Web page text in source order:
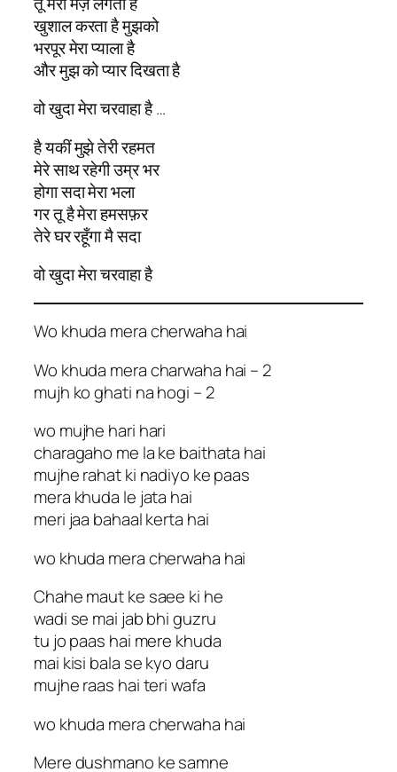
खुशाल करता है मुझको
भरपूर मेरा प्याला है
और मुझ को प्यार दिखता है
वो खुदा मेरा चरवाहा है …
है यकीं मुझे तेरी रहमत
मेरे साथ रहेगी उम्र भर
होगा सदा मेरा भला
गर तू है मेरा हमसफ़र
तेरे घर रहूँगा मै सदा
वो खुदा मेरा चरवाहा है
Wo khuda mera cherwaha hai
Wo khuda mera charwaha hai – 2
mujh ko ghati na hogi – 2
wo mujhe hari hari
charagaho me la ke baithata hai
mujhe rahat ki nadiyo ke paas
mera khuda le jata hai
meri jaa bahaal kerta hai
wo khuda mera cherwaha hai
Chahe maut ke saee ki he
wadi se mai jab bhi guzru
tu jo paas hai mere khuda
mai kisi bala se kyo daru
mujhe raas hai teri wafa
wo khuda mera cherwaha hai
Mere dushmano ke samne